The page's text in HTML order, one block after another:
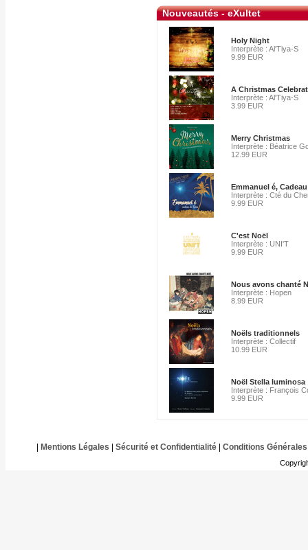
Nouveautés - eXultet
Holy Night
Interprète : Al'Tiya-S
9.99 EUR
A Christmas
Interprète : Al'Tiya-S
3.99 EUR
Merry Christmas
Interprète : Béatrice
12.99 EUR
Emmanuel é,
Interprète : Cté du
9.99 EUR
C'est Noël
Interprète : UNI'T
9.99 EUR
Nous avons chanté
Interprète : Hopen
8.99 EUR
Noëls traditionnels
Interprète : Collectif
10.99 EUR
Noël Stella luminosa
Interprète : François
9.99 EUR
Mentions Légales Sécurité et Confidentialité| Conditions Générales